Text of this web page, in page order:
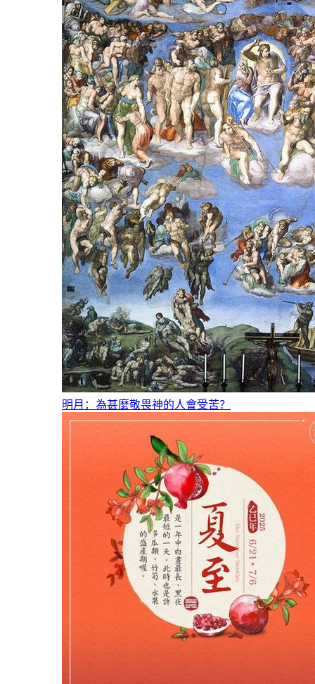
明月：為甚麼敬畏神的人會受苦？